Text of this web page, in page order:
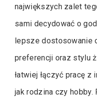
największych zalet
sami decydować o
lepsze dostosowanie
preferencji oraz stylu
łatwiej łączyć pracę
jak rodzina czy hobby.